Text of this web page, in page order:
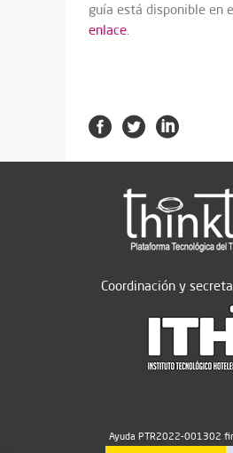
guía está disponible en
enlace.
Coordinación y
Ayuda PTR2022-001302